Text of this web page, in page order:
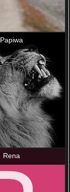
Papiwa
Rena